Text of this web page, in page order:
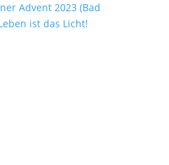
Advent 2023 (Bad
ist das Licht!